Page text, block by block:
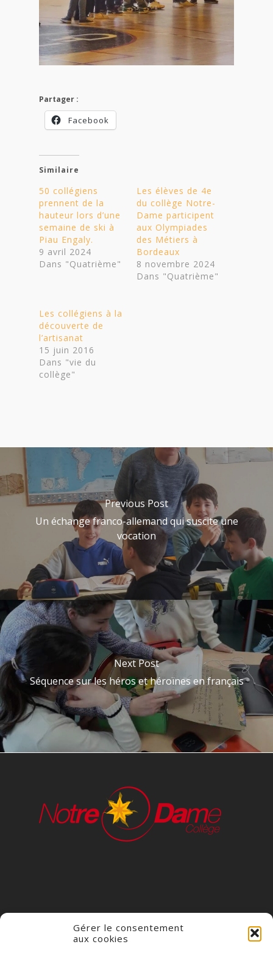
Gérer le consentement
aux cookies
Partager :
Facebook
Similaire
50 collégiens
prennent de la
hauteur lors d’une
semaine de ski à
Piau Engaly.
9 avril 2024
Dans "Quatrième"
Les élèves de 4e
du collège Notre-
Dame participent
aux Olympiades
des Métiers à
Bordeaux
8 novembre 2024
Dans "Quatrième"
Les collégiens à la
découverte de
l’artisanat
15 juin 2016
Dans "vie du
collège"
Previous Post
Un échange franco-allemand qui suscite une
vocation
Next Post
Séquence sur les héros et héroïnes en français